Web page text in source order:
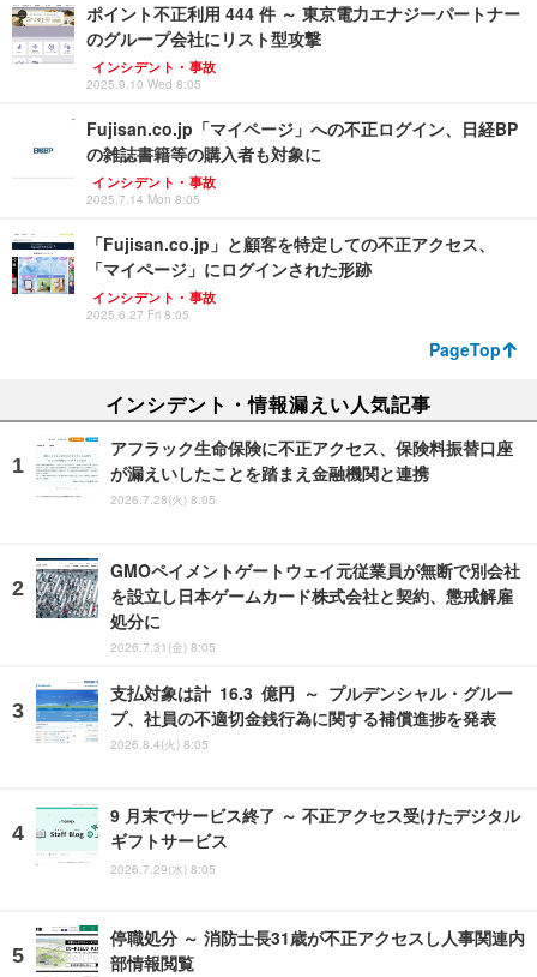
ポイント不正利用 444 件 ～ 東京電力エナジーパートナー
のグループ会社にリスト型攻撃
インシデント・事故
2025.9.10 Wed 8:05
Fujisan.co.jp「マイページ」への不正ログイン、日経BP
の雑誌書籍等の購入者も対象に
インシデント・事故
2025.7.14 Mon 8:05
「Fujisan.co.jp」と顧客を特定しての不正アクセス、
「マイページ」にログインされた形跡
インシデント・事故
2025.6.27 Fri 8:05
PageTop
インシデント・情報漏えい人気記事
アフラック生命保険に不正アクセス、保険料振替口座
が漏えいしたことを踏まえ金融機関と連携
2026.7.28(火) 8:05
GMOペイメントゲートウェイ元従業員が無断で別会社
を設立し日本ゲームカード株式会社と契約、懲戒解雇
処分に
2026.7.31(金) 8:05
支払対象は計 16.3 億円 ～ プルデンシャル・グルー
プ、社員の不適切金銭行為に関する補償進捗を発表
2026.8.4(火) 8:05
9 月末でサービス終了 ～ 不正アクセス受けたデジタル
ギフトサービス
2026.7.29(水) 8:05
停職処分 ～ 消防士長31歳が不正アクセスし人事関連内
部情報閲覧